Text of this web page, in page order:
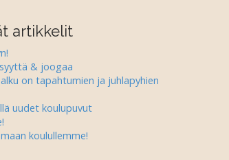
artikkelit
& joogaa
on tapahtumien ja juhlapyhien
uudet koulupuvut
koulullemme!